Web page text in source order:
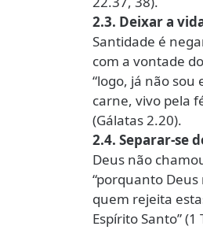
2.3. Deixar a
Santidade é
com a vontade
“logo, já não
carne, vivo pela
(Gálatas 2.20).
2.4. Separar-se
Deus não
“porquanto
quem rejeita
Espírito Santo”